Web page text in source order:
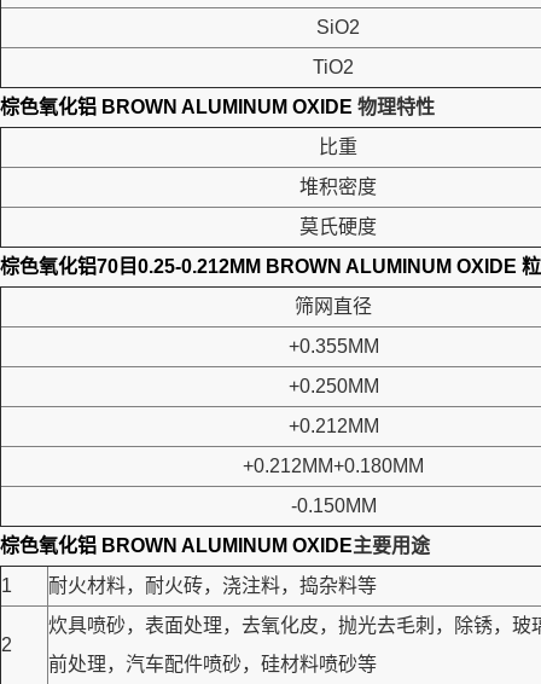
SiO2
TiO2
棕色氧化铝 BROWN ALUMINUM OXIDE 物理特性
比重
堆积密度
莫氏硬度
棕色氧化铝70目0.25-0.212MM BROWN ALUMINUM OXIDE
筛网直径
+0.355MM
+0.250MM
+0.212MM
+0.212MM+0.180MM
-0.150MM
棕色氧化铝 BROWN ALUMINUM OXIDE主要用途
1
耐火材料，耐火砖，浇注料，捣杂料等
2
炊具喷砂，表面处理，去氧化皮，抛光去毛刺，除锈，
前处理，汽车配件喷砂，硅材料喷砂等